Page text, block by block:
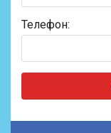
Телефон: